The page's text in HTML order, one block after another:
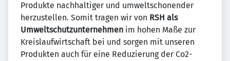
Produkte nachhaltiger und umweltschonender
herzustellen. Somit tragen wir von RSH als
Umweltschutzunternehmen im hohen Maße zur
Kreislaufwirtschaft bei und sorgen mit unseren
Produkten auch für eine Reduzierung der Co2-